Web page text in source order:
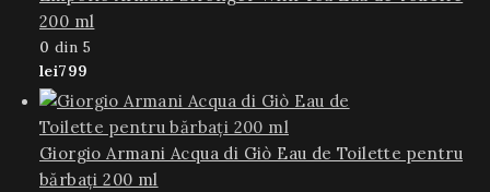
200 ml
0 din 5
lei799
Giorgio Armani Acqua di Giò Eau de Toilette pentru
bărbați 200 ml